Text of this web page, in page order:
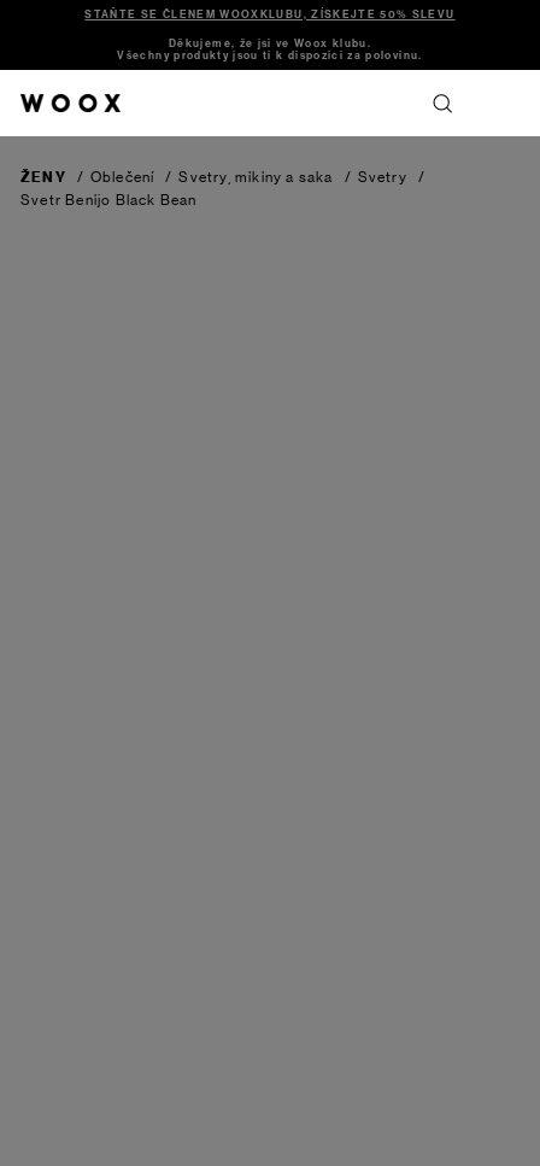
STAŇTE SE ČLENEM WOOXKLUBU, ZÍSKEJTE 50% SLEVU
Děkujeme, že jsi ve Woox klubu.
Všechny produkty jsou ti k dispozici za polovinu.
ŽENY / Oblečení / Svetry, mikiny a saka / Svetry
/
Svetr Benijo Black Bean